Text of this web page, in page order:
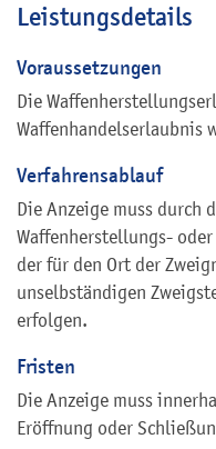
Leistungsdetails
Voraussetzungen
Die
Waffenhandelserlaubnis
Verfahrensablauf
Die Anzeige muss durch
Waffenherstellungs-
der für den Ort der
unselbständigen
erfolgen.
Fristen
Die Anzeige muss
Eröffnung oder